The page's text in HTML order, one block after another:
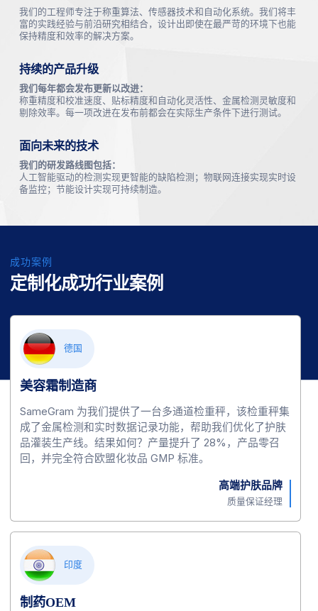
我们的工程师专注于称重算法、传感器技术和自动化系统。我们将丰
富的实践经验与前沿研究相结合，设计出即使在最严苛的环境下也能
保持精度和效率的解决方案。
持续的产品升级
我们每年都会发布更新以改进：
称重精度和校准速度、贴标精度和自动化灵活性、金属检测灵敏度和
剔除效率。每一项改进在发布前都会在实际生产条件下进行测试。
面向未来的技术
我们的研发路线图包括：
人工智能驱动的检测实现更智能的缺陷检测；物联网连接实现实时设
备监控；节能设计实现可持续制造。
成功案例
定制化成功行业案例
德国
美容霜制造商
SameGram 为我们提供了一台多通道检重秤，该检重秤集
成了金属检测和实时数据记录功能，帮助我们优化了护肤
品灌装生产线。结果如何？产量提升了 28%，产品零召
回，并完全符合欧盟化妆品 GMP 标准。
高端护肤品牌
质量保证经理
印度
制药OEM